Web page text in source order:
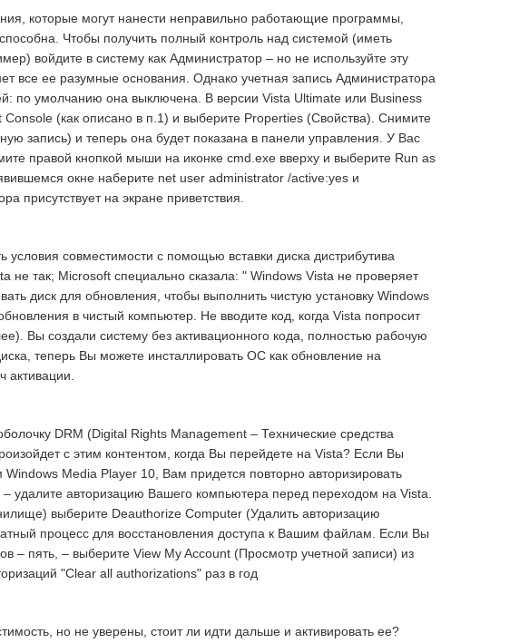
которые могут нанести неправильно работающие программы,
Чтобы получить полный контроль над системой (иметь
войдите в систему как Администратор – но не используйте эту
все ее разумные основания. Однако учетная запись Администратора
по умолчанию она выключена. В версии Vista Ultimate или Business
(как описано в п.1) и выберите Properties (Свойства). Снимите
запись) и теперь она будет показана в панели управления. У Вас
правой кнопкой мыши на иконке cmd.exe вверху и выберите Run as
окне наберите net user administrator /active:yes и
присутствует на экране приветствия.
совместимости с помощью вставки диска дистрибутива
так; Microsoft специально сказала: " Windows Vista не проверяет
диск для обновления, чтобы выполнить чистую установку Windows
в чистый компьютер. Не вводите код, когда Vista попросит
Вы создали систему без активационного кода, полностью рабочую
теперь Вы можете инсталлировать ОС как обновление на
активации.
DRM (Digital Rights Management – Технические средства
с этим контентом, когда Вы перейдете на Vista? Если Вы
Media Player 10, Вам придется повторно авторизировать
удалите авторизацию Вашего компьютера перед переходом на Vista.
выберите Deauthorize Computer (Удалить авторизацию
процесс для восстановления доступа к Вашим файлам. Если Вы
– пять, – выберите View My Account (Просмотр учетной записи) из
"Clear all authorizations" раз в год
но не уверены, стоит ли идти дальше и активировать ее?